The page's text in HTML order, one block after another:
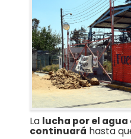
La lucha por el
continuará hasta